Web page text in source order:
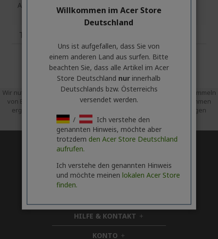
Acer Slim Kabellose Maus
Technische Daten
Wir nutzen Trusted Shops als unabhängigen Dienstleister zum Sammeln
von Bewertungen. Trusted Shops hat die erforderlichen Maßnahmen
ergriffen, um sicherzustellen, dass es sich um echte Bewertungen
handelt.
Mehr Informationen
* Der genaue Zeitpunkt des Upgrades hängt vom jeweiligen Gerät ab.
abweichen. Bestimmte Funktionen erfordern spezielle Hardware (siehe
https://www.microsoft.com/de-de/windows/windows-11-specifications).
i
d
d
HILFE & KONTAKT h
i
KONTO
Willkommen im Acer Store
Deutschland
Uns ist aufgefallen, dass Sie von
einem anderen Land aus surfen. Bitte
beachten Sie, dass alle Artikel im Acer
Store Deutschland nur innerhalb
Deutschlands bzw. Österreichs
versendet werden.
/
Ich verstehe den
genannten Hinweis, möchte aber
trotzdem den Acer Store Deutschland
aufrufen.
Ich verstehe den genannten Hinweis
und möchte meinen lokalen Acer Store
finden.